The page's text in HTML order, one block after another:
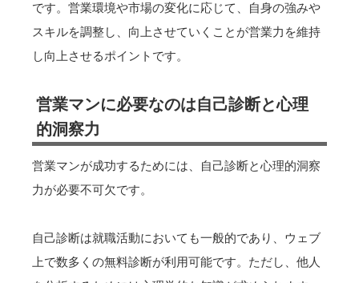
です。営業環境や市場の変化に応じて、自身の強みや
スキルを調整し、向上させていくことが営業力を維持
し向上させるポイントです。
営業マンに必要なのは自己診断と心理
的洞察力
営業マンが成功するためには、自己診断と心理的洞察
力が必要不可欠です。
自己診断は就職活動においても一般的であり、ウェブ
上で数多くの無料診断が利用可能です。ただし、他人